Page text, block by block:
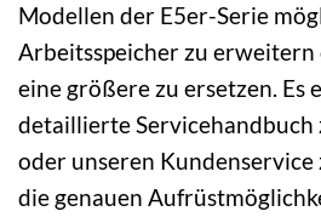
Modellen der E5er-Serie
Arbeitsspeicher zu erweitern
eine größere zu ersetzen. Es
detaillierte Servicehandbuch
oder unseren
die genauen